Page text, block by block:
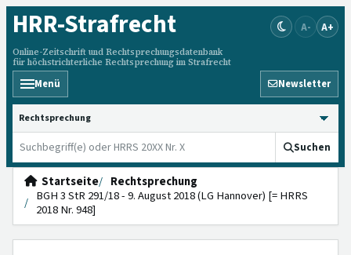
HRR-Strafrecht
Online-Zeitschrift und Rechtsprechungsdatenbank
für höchstrichterliche Rechtsprechung im Strafrecht
A- A+
Menü Newsletter
HRRS durchsuchen
Suchen
Startseite
Rechtsprechung
BGH 3 StR 291/18 - 9. August 2018 (LG Hannover) [= HRRS
2018 Nr. 948]